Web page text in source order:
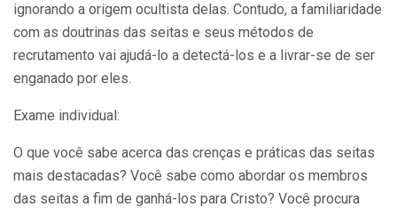
ignorando a origem ocultista delas. Contudo, a familiaridade
com as doutrinas das seitas e seus métodos de
recrutamento vai ajudá-lo a detectá-los e a livrar-se de ser
enganado por eles.
Exame individual:
O que você sabe acerca das crenças e práticas das seitas
mais destacadas? Você sabe como abordar os membros
das seitas a fim de ganhá-los para Cristo? Você procura